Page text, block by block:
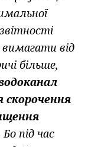
від
більше,
скорочення
Бо під час